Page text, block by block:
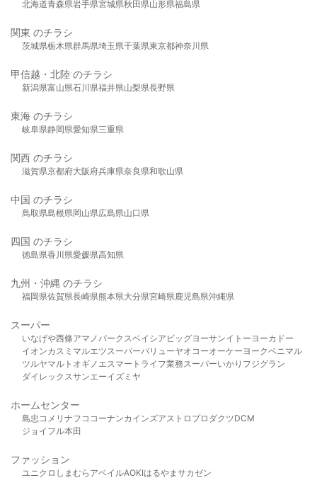
北海道青森県岩手県宮城県秋田県山形県福島県
関東 のチラシ
茨城県栃木県群馬県埼玉県千葉県東京都神奈川県
甲信越・北陸 のチラシ
新潟県富山県石川県福井県山梨県長野県
東海 のチラシ
岐阜県静岡県愛知県三重県
関西 のチラシ
滋賀県京都府大阪府兵庫県奈良県和歌山県
中国 のチラシ
鳥取県島根県岡山県広島県山口県
四国 のチラシ
徳島県香川県愛媛県高知県
九州・沖縄 のチラシ
福岡県佐賀県長崎県熊本県大分県宮崎県鹿児島県沖縄県
スーパー
いなげや西條アマノパークスベイシア ビッグヨーサンイトーヨーカドー
イオンカスミ マルエツスーパーバリューヤオコーオーケー ヨークベニマル
ツルヤマルト オギノ エスマート ライフ業務スーパーいかり フジグラン
ダイレックスサンエーイズミヤ
ホームセンター
島忠 コメリ ナフコ コーナンカインズアストロプロダクツDCM
ジョイフル本田
ファッション
ユニクロ しまむら アベイルAOKIはるやま サカゼン